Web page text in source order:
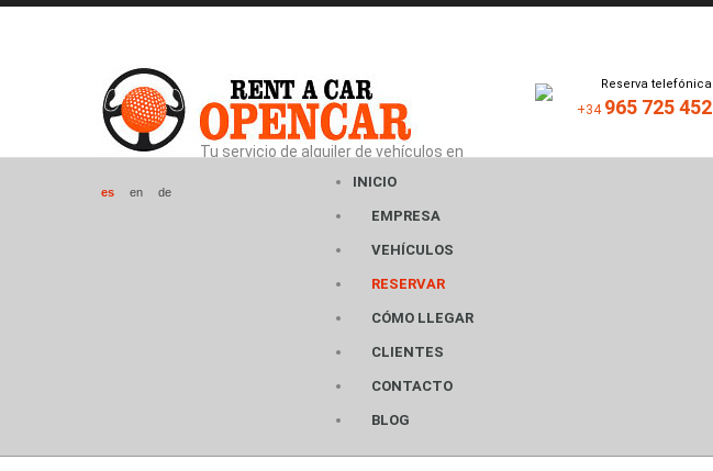
Tu servicio de alquiler de vehículos en
Reserva telefónica
+34 965 725 452
INICIO
EMPRESA
VEHÍCULOS
RESERVAR
CÓMO LLEGAR
CLIENTES
CONTACTO
BLOG